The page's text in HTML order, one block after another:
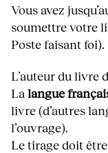
Vous avez
soumettre votre
Poste faisant foi).
L’auteur du livre
La langue
livre(d’autres
l’ouvrage).
Le tirage doit